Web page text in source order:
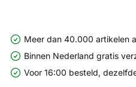
Meer dan 40.000 artikelen
Binnen Nederland gratis
Voor 16:00 besteld,